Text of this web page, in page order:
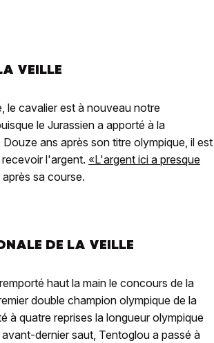
VEILLE
le cavalier est à nouveau notre
le Jurassien a apporté à la
ans après son titre olympique, il est
l'argent. «L'argent ici a presque
sa course.
DE LA VEILLE
haut la main le concours de la
double champion olympique de la
à quatre reprises la longueur olympique
dernier saut, Tentoglou a passé à